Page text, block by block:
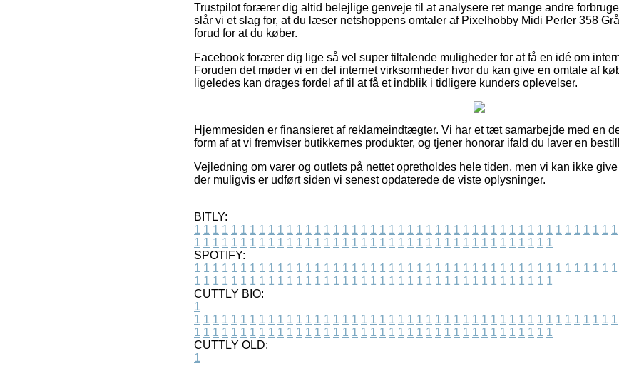
Trustpilot forærer dig altid belejlige genveje til at analysere ret mange andre
slår vi et slag for, at du læser netshoppens omtaler af Pixelhobby Midi Perler 358
forud for at du køber.
Facebook forærer dig lige så vel super tiltalende muligheder for at få en idé om
Foruden det møder vi en del internet virksomheder hvor du kan give en omtale af
ligeledes kan drages fordel af til at få et indblik i tidligere kunders oplevelser.
Hjemmesiden er finansieret af reklameindtægter. Vi har et tæt samarbejde med en
form af at vi fremviser butikkernes produkter, og tjener honorar ifald du laver en
Vejledning om varer og outlets på nettet opretholdes hele tiden, men vi kan ikke
der muligvis er udført siden vi senest opdaterede de viste oplysninger.
BITLY:
1 1 1 1 1 1 1 1 1 1 1 1 1 1 1 1 1 1 1 1 1 1 1 1 1 1 1 1 1 1 1 1 1 1 1 1 1 1 1 1 1 1 1 1 1 1
1 1 1 1 1 1 1 1 1 1 1 1 1 1 1 1 1 1 1 1 1 1 1 1 1 1 1 1 1 1 1 1 1 1 1 1 1 1 1
SPOTIFY:
1 1 1 1 1 1 1 1 1 1 1 1 1 1 1 1 1 1 1 1 1 1 1 1 1 1 1 1 1 1 1 1 1 1 1 1 1 1 1 1 1 1 1 1 1 1
1 1 1 1 1 1 1 1 1 1 1 1 1 1 1 1 1 1 1 1 1 1 1 1 1 1 1 1 1 1 1 1 1 1 1 1 1 1 1
CUTTLY BIO:
1
1 1 1 1 1 1 1 1 1 1 1 1 1 1 1 1 1 1 1 1 1 1 1 1 1 1 1 1 1 1 1 1 1 1 1 1 1 1 1 1 1 1 1 1 1 1
1 1 1 1 1 1 1 1 1 1 1 1 1 1 1 1 1 1 1 1 1 1 1 1 1 1 1 1 1 1 1 1 1 1 1 1 1 1 1
CUTTLY OLD:
1